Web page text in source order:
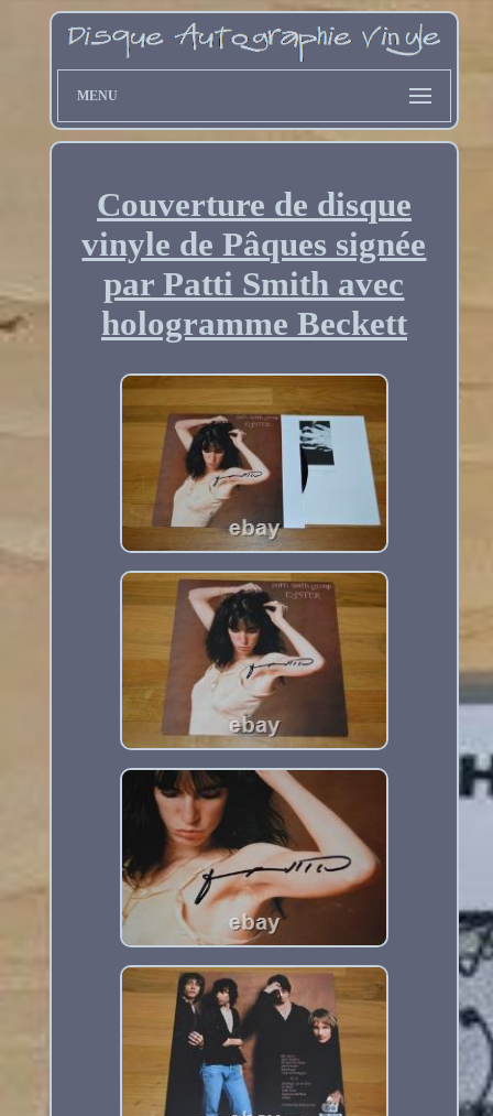
MENU
Couverture de disque
vinyle de Pâques signée
par Patti Smith avec
hologramme Beckett